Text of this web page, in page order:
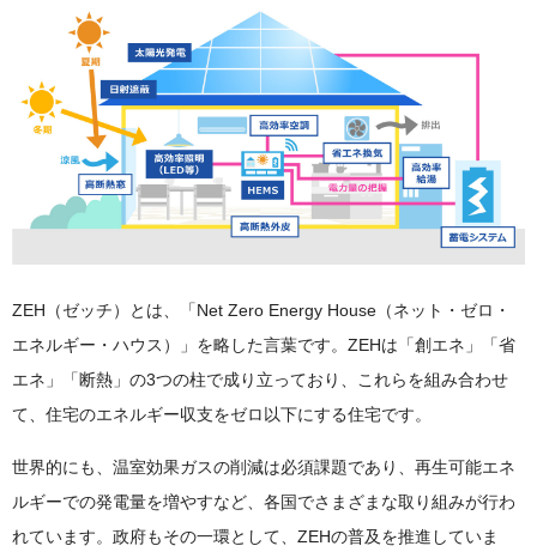
ZEH（ゼッチ）とは、「Net Zero Energy House（ネット・ゼロ・
エネルギー・ハウス）」を略した言葉です。ZEHは「創エネ」「省
エネ」「断熱」の3つの柱で成り立っており、これらを組み合わせ
て、住宅のエネルギー収支をゼロ以下にする住宅です。
世界的にも、温室効果ガスの削減は必須課題であり、再生可能エネ
ルギーでの発電量を増やすなど、各国でさまざまな取り組みが行わ
れています。政府もその一環として、ZEHの普及を推進していま